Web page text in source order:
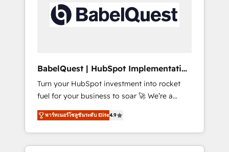
governance for HubSpot-centred operations
A little about us: • Boutique 'Elite' team of 12 •
42001:2023 certified - the AI management
standard • GuardHub: our AI governance
framework, built on ISO 42001 Ready for the
next step? Click the 👈 '𝗖𝗼𝗻𝘁𝗮𝗰𝘁 𝗯𝘂𝘀𝗶𝗻𝗲𝘀𝘀'
button to get in touch (𝘸𝘦'𝘳𝘦 𝘴𝘶𝘱𝘦𝘳
𝘳𝘦𝘴𝘱𝘰𝘯𝘴𝘪𝘷𝘦)
BabelQuest | HubSpot Implementation
& Consultancy
Turn your HubSpot investment into rocket
fuel for your business to soar 🚀 We’re a
team of accredited HubSpot experts ready
to help you. We can implement the platform
into complex business environments,
optimise what you've got and make sure you
พาร์ทเนอร์โซลูชันระดับ Elite4.9